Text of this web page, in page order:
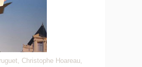
Christophe Hoareau,